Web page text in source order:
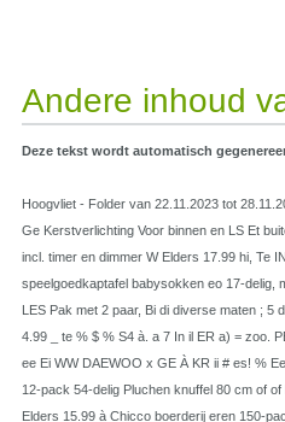
Andere inhoud
Deze tekst wordt automatisch
Hoogvliet - Folder van 22.11.2023 tot
Ge Kerstverlichting Voor binnen en LS Et
incl. timer en dimmer W Elders 17.99 hi, Te
speelgoedkaptafel babysokken eo 17-delig,
LES Pak met 2 paar, Bi di diverse maten ; 5
4.99 _ te % $ % S4 à. a 7 In il ER a) = zoo.
ee Ei WW DAEWOO x GE À KR ii # es! %
12-pack 54-delig Pluchen knuffel 80 cm of
Elders 15.99 à Chicco boerderij eren 150-